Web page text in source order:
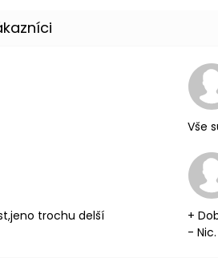
je 5 z 5 hvězdiček.
Vše
je 5 z 5 hvězdiček.
trochu delší
+
- Nic.